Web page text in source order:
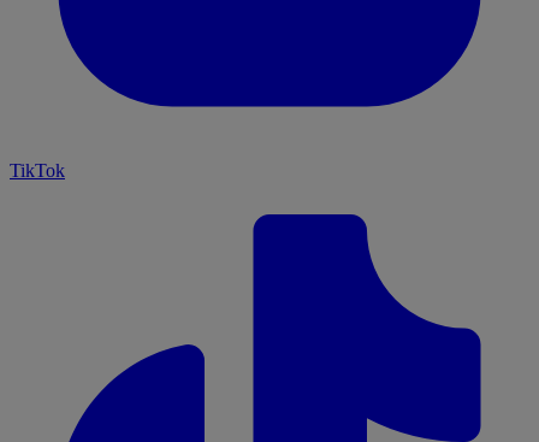
TikTok